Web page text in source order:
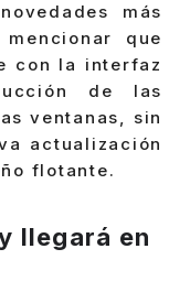
más
que
con la interfaz
de las
ventanas, sin
actualización
flotante.
llegará en